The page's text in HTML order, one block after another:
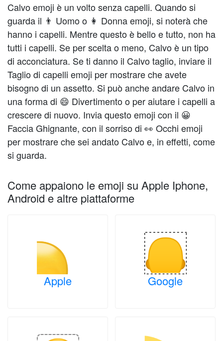
Calvo emoji è un volto senza capelli. Quando si
guarda il 👨 Uomo o 👩 Donna emoji, si noterà che
hanno i capelli. Mentre questo è bello e tutto, non ha
tutti i capelli. Se per scelta o meno, Calvo è un tipo
di acconciatura. Se ti danno il Calvo taglio, inviare il
Taglio di capelli emoji per mostrare che avete
bisogno di un assetto. Si può anche andare Calvo in
una forma di 😄 Divertimento o per aiutare i capelli a
crescere di nuovo. Invia questo emoji con il 😀
Faccia Ghignante, con il sorriso di 👀 Occhi emoji
per mostrare che sei andato Calvo e, in effetti, come
si guarda.
Come appaiono le emoji su Apple Iphone,
Android e altre piattaforme
Apple Google